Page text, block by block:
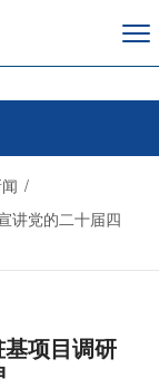
/
讲党的二十届四
项目调研